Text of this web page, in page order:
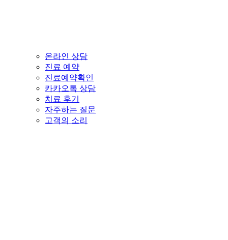
온라인 상담
진료 예약
진료예약확인
카카오톡 상담
치료 후기
자주하는 질문
고객의 소리